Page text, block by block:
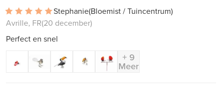
Stephanie(Bloemist / Tuincentrum)
Avrille, FR(20 december)
Perfect en snel
+ 9
Meer